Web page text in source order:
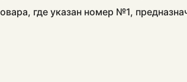
где указан номер №1,